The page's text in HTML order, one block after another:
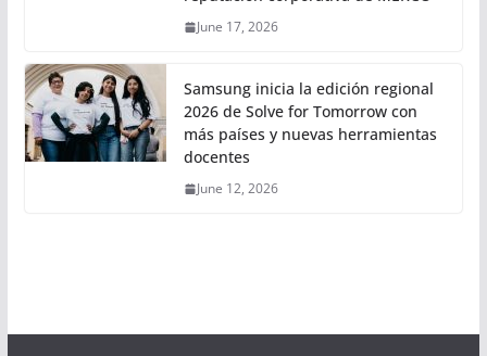
June 17, 2026
Samsung inicia la edición regional
2026 de Solve for Tomorrow con
más países y nuevas herramientas
docentes
June 12, 2026